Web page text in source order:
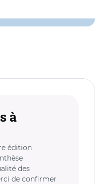
à
édition
des
de confirmer